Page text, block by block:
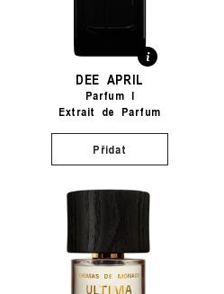
DEE APRIL
Parfum I
Extrait de Parfum
Přidat